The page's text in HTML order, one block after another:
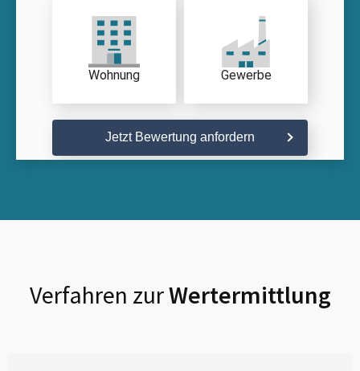
Wohnung Gewerbe
Jetzt Bewertung anfordern
Verfahren zurWertermittlung